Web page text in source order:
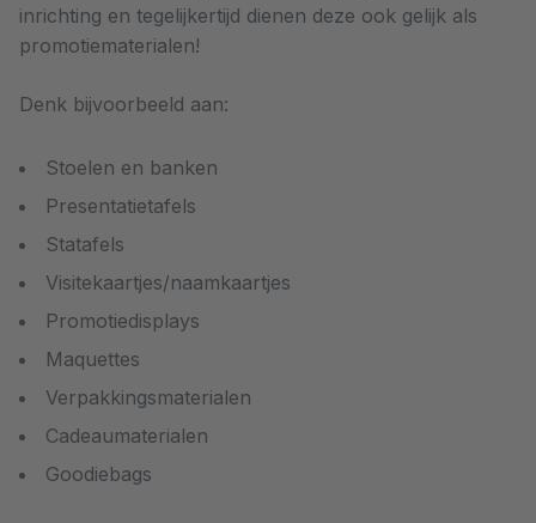
inrichting en tegelijkertijd dienen deze ook gelijk als
promotiematerialen!
Denk bijvoorbeeld aan:
Stoelen en banken
Presentatietafels
Statafels
Visitekaartjes/naamkaartjes
Promotiedisplays
Maquettes
Verpakkingsmaterialen
Cadeaumaterialen
Goodiebags